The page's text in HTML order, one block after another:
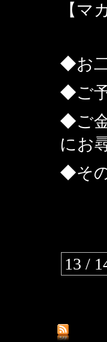
【マ
◆お
◆ご
◆ご
にお
◆そ
13 /